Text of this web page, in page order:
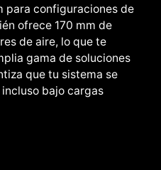
para configuraciones de
ofrece 170 mm de
de aire, lo que te
gama de soluciones
que tu sistema se
bajo cargas